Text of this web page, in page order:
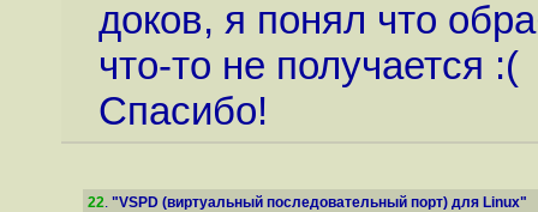
доков, я понял что
что-то не получается :(
Спасибо!
22. "VSPD (виртуальный последовательный порт) для Linux"